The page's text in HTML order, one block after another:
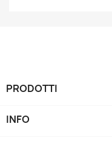
PRODOTTI
INFO